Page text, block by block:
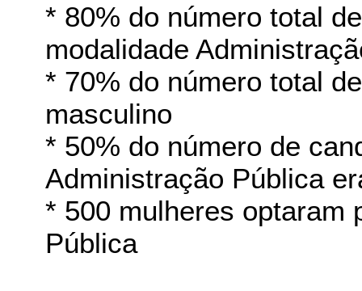
* 80% do número total
modalidade
* 70% do número total
masculino
* 50% do número de
Administração Pública
* 500 mulheres optaram
Pública